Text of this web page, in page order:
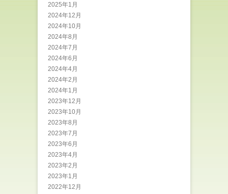
2025年1月
2024年12月
2024年10月
2024年8月
2024年7月
2024年6月
2024年4月
2024年2月
2024年1月
2023年12月
2023年10月
2023年8月
2023年7月
2023年6月
2023年4月
2023年2月
2023年1月
2022年12月